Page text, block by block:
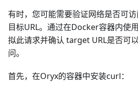
有时，您可能需要验证网络是否可
目标URL。通过在Docker容器内使
拟此请求并确认 target URL是否可
问。
首先，在Oryx的容器中安装curl：